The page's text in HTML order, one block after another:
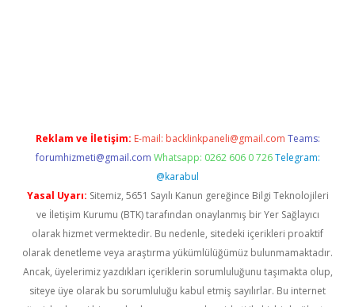
Reklam ve İletişim: E-mail: backlinkpaneli@gmail.com Teams:
forumhizmeti@gmail.com Whatsapp: 0262 606 0 726 Telegram:
@karabul
Yasal Uyarı: Sitemiz, 5651 Sayılı Kanun gereğince Bilgi Teknolojileri
ve İletişim Kurumu (BTK) tarafından onaylanmış bir Yer Sağlayıcı
olarak hizmet vermektedir. Bu nedenle, sitedeki içerikleri proaktif
olarak denetleme veya araştırma yükümlülüğümüz bulunmamaktadır.
Ancak, üyelerimiz yazdıkları içeriklerin sorumluluğunu taşımakta olup,
siteye üye olarak bu sorumluluğu kabul etmiş sayılırlar. Bu internet